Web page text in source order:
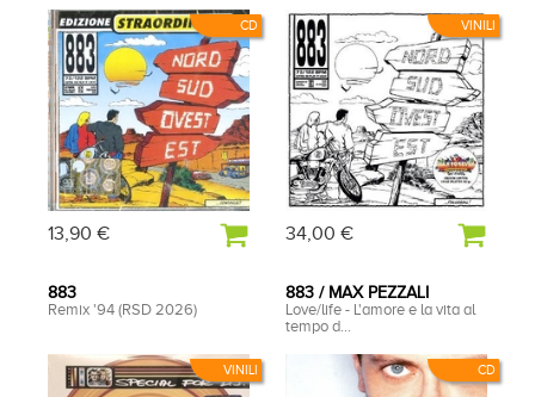
CD
13,90 €
VINILI
34,00 €
VINILI
883
Remix '94 (RSD 2026)
CD
883 / MAX PEZZALI
Love/life - L'amore e la vita al
tempo d...